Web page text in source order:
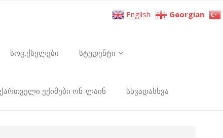
სოც.ქსელები სტუდენტი
ექიმები ონ-ლაინ სხვადასხვა
English Georgian